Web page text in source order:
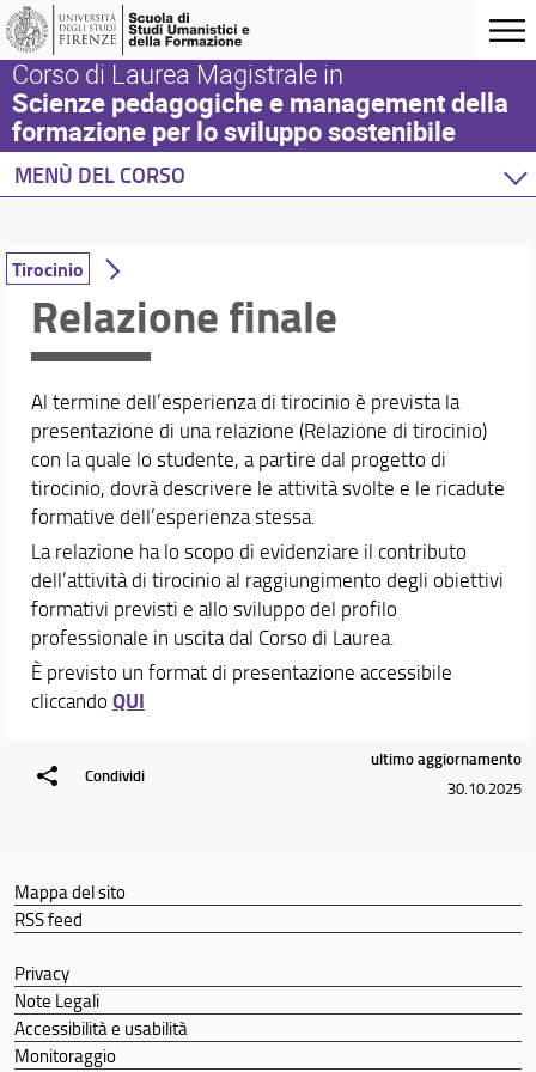
Corso di Laurea Magistrale in
Scienze pedagogiche e management della
formazione per lo sviluppo sostenibile
MENÙ DEL CORSO
Corso di studio
Didattica
Questa sezione
Insegnamenti
Orari e aule
Insegnamenti in modalità blended
Piano di studio
Tirocinio
Attività formative utili all’inserimento nel mondo
Tesi di laurea
Orientamento
Internazionalizzazione
Eventi e progetti
Tirocinio
Relazione finale
Al termine dell’esperienza di tirocinio è prevista la
presentazione di una relazione (Relazione di tirocinio)
con la quale lo studente, a partire dal progetto di
tirocinio, dovrà descrivere le attività svolte e le ricadute
formative dell’esperienza stessa.
La relazione ha lo scopo di evidenziare il contributo
dell’attività di tirocinio al raggiungimento degli obiettivi
formativi previsti e allo sviluppo del profilo
professionale in uscita dal Corso di Laurea.
È previsto un format di presentazione accessibile
cliccando QUI
Condividi
ultimo aggiornamento
30.10.2025
Mappa del sito
RSS feed
Privacy
Note Legali
Accessibilità e usabilità
Monitoraggio